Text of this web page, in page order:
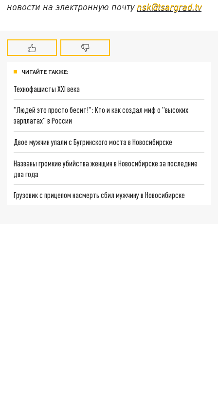
новости на электронную почту nsk@tsargrad.tv
ЧИТАЙТЕ ТАКЖЕ:
Технофашисты XXI века
"Людей это просто бесит!": Кто и как создал миф о "высоких
зарплатах" в России
Двое мужчин упали с Бугринского моста в Новосибирске
Названы громкие убийства женщин в Новосибирске за последние
два года
Грузовик с прицепом насмерть сбил мужчину в Новосибирске